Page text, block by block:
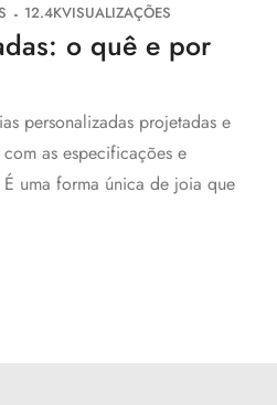
12.4KVISUALIZAÇÕES
o quê e por
personalizadas projetadas e
as especificações e
uma forma única de joia que